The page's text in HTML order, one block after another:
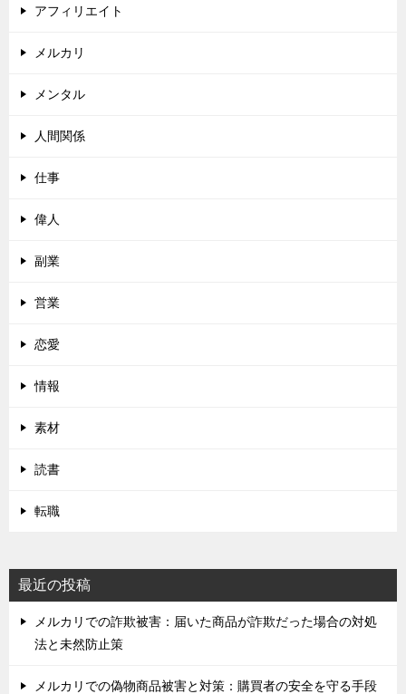
アフィリエイト
メルカリ
メンタル
人間関係
仕事
偉人
副業
営業
恋愛
情報
素材
読書
転職
最近の投稿
メルカリでの詐欺被害：届いた商品が詐欺だった場合の対処
法と未然防止策
メルカリでの偽物商品被害と対策：購買者の安全を守る手段